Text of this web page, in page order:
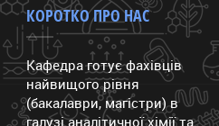
КОРОТКО ПРО НАС
Кафедра готує фахівців
найвищого рівня
(бакалаври, магістри) в
галузі аналітичної хімії та